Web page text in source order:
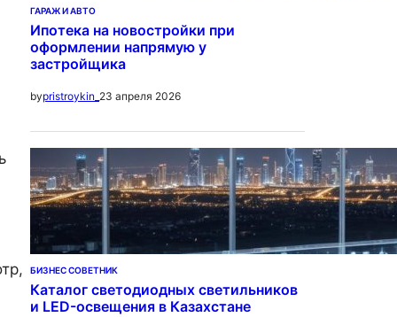
ГАРАЖ И АВТО
Ипотека на новостройки при
оформлении напрямую у
застройщика
bypristroykin_ 23 апреля 2026
БИЗНЕС СОВЕТНИК
Каталог светодиодных светильников
и LED-освещения в Казахстане